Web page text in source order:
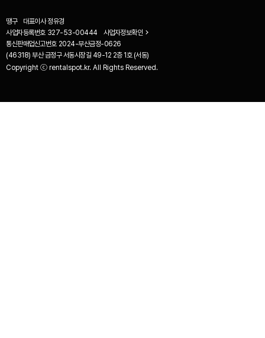
땡구 대표이사 정유경
사업자등록번호 327-53-00444
사업자정보확인
통신판매업신고번호 2024-부산금정-0626
(46318) 부산 금정구 서동시장길 49-12 2층 1호 (서동)
Copyright ⓒ rentalspot.kr. All Rights Reserved.